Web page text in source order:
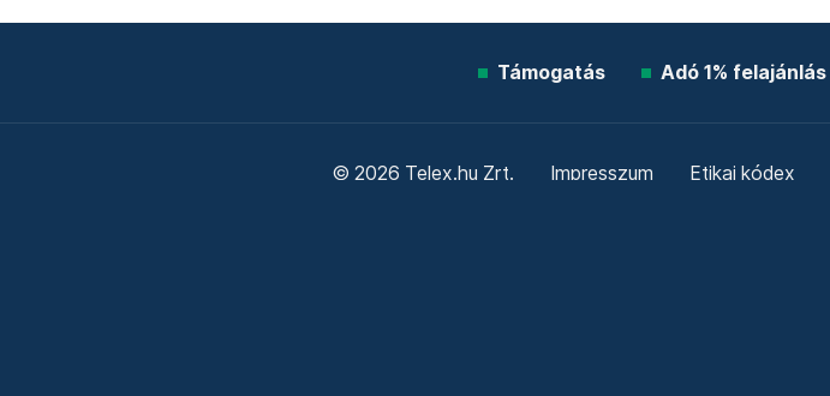
Támogatás Adó 1% felajánlás
© 2026 Telex.hu Zrt. Impresszum Etikai kódex